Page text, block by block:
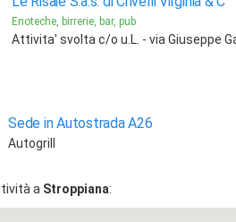
Enoteche, birrerie, bar, pub
Attivita' svolta c/o u.L. - via Giuseppe
Sede in Autostrada A26
Autogrill
a Stroppiana: